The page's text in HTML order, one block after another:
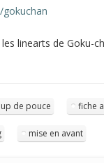
linearts de Goku-
de pouce fiche
mise en avant